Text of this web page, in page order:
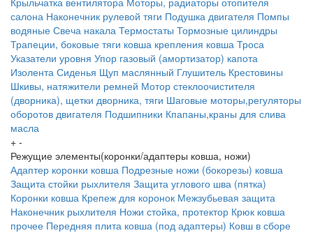
салона Наконечник рулевой тяги Подушка двигателя Помпы
водяные Свеча накала Термостаты Тормозные цилиндры
Трапеции, боковые тяги ковша крепления ковша Троса
Указатели уровня Упор газовый (амортизатор) капота
Изолента Сиденья Щуп маслянный Глушитель Крестовины
Шкивы, натяжители ремней Мотор стеклоочистителя
(дворника), щетки дворника, тяги Шаговые моторы,регуляторы
оборотов двигателя Подшипники Кпапаны,краны для слива
масла
+ -
Режущие элементы(коронки/адаптеры ковша, ножи)
Адаптер коронки ковша Подрезные ножи (бокорезы) ковша
Защита стойки рыхлителя Защита углового шва (пятка)
Коронки ковша Крепеж для коронок Межзубьевая защита
Наконечник рыхлителя Ножи стойка, протектор Крюк ковша
прочее Передняя плита ковша (под адаптеры) Ковш в сборе